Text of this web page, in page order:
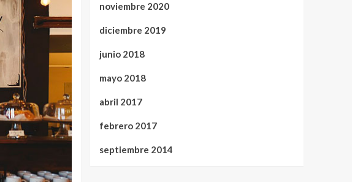
noviembre 2020
diciembre 2019
junio 2018
mayo 2018
abril 2017
febrero 2017
septiembre 2014